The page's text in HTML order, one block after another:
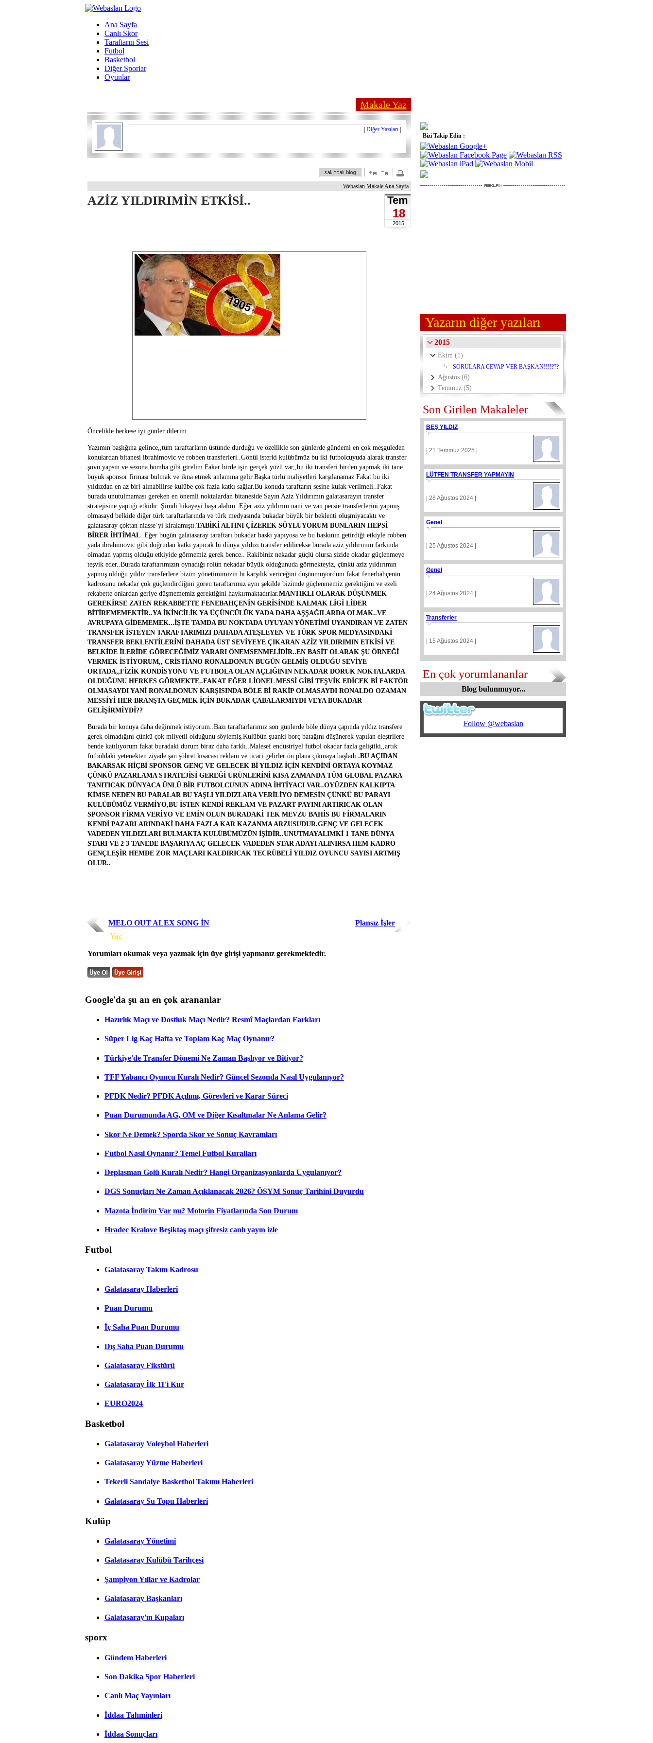
Ana Sayfa
Canlı Skor
Taraftarın Sesi
Futbol
Basketbol
Diğer Sporlar
Oyunlar
Makale Yaz
Diğer Yazıları
Webaslan Makale Ana Sayfa
AZİZ YILDIRIMÌN ETKİSİ.. Tem
18
2015
Öncelikle herkese iyi günler dilerim..
Yazımın başlığına gelince,,tüm taraftarların üstünde durduğu ve özellikle son günlerde gündemi en çok meşguleden
konulardan bitanesi ibrahimovic ve robben transferleri..Gönül isterki kulübümüz bu iki futbolcuyuda alarak transfer
şovu yapsın ve sezona bomba gibi girelim.Fakar birde işin gerçek yüzü var,,bu iki transferi birden yapmak iki tane
büyük sponsor firması bulmak ve ikna etmek anlamına gelir.Başka türlü maliyetleri karşılanamaz.Fakat bu iki
yıldızdan en az biri alınabilirse kulübe çok fazla katkı sağlar.Bu konuda taraftarın sesine kulak verilmeli..Fakat
burada unutulmaması gereken en önemli noktalardan bitaneside Sayın Aziz Yıldırımın galatasarayın transfer
stratejisine yaptığı etkidir..Şimdi hikayeyi başa alalım..Eğer aziz yıldırım nani ve van persie transferlerini yapmış
olmasayd belkide diğer türk taraftarlarında ve türk medyasında bukadar büyük bir beklenti oluşmiyacaktı ve
galatasaray çoktan niasse`yi kiralamıştı.TABİKİ ALTINI ÇİZEREK SÖYLÜYORUM BUNLARIN HEPSİ
BİRER İHTİMAL..Eğer bugün galatasaray taraftarı bukadar baskı yapıyosa ve bu baskının getirdiği etkiyle robben
yada ibrahimovic gibi doğrudan katkı yapıcak bi dünya yıldızı transfer edilicekse burada aziz yıldırımın farkında
olmadan yapmış olduğu etkiyide görmemiz gerek bence.. Rakibiniz nekadar güçlü olursa sizide okadar güçlenmeye
teşvik eder..Burada taraftarımızın oynadığı rolün nekadar büyük olduğunuda görmekteyiz, çünkü aziz yıldırımın
yapmış olduğu yıldız transferlere bizim yönetimimizin bi karşılık vericeğini düşünmüyordum fakat fenerbahçenin
kadrosunu nekadar çok güçlendirdiğini gören taraftarımız aynı şekilde bizimde güçlenmemiz gerektiğini ve ezeli
rekabette onlardan geriye düşmememiz gerektiğini haykırmaktadırlar.MANTIKLI OLARAK DÜŞÜNMEK
GEREKİRSE ZATEN REKABBETTE FENEBAHÇENİN GERİSİNDE KALMAK LİGİ LİDER
BİTİREMEMEKTİR..YA İKİNCİLİK YA ÜÇÜNCÜLÜK YADA DAHA AŞŞAĞILARDA OLMAK..VE
AVRUPAYA GİDEMEMEK...İŞTE TAMDA BU NOKTADA UYUYAN YÖNETİMİ UYANDIRAN VE ZATEN
TRANSFER İSTEYEN TARAFTARIMIZI DAHADA ATEŞLEYEN VE TÜRK SPOR MEDYASINDAKİ
TRANSFER BEKLENTİLERİNİ DAHADA ÜST SEVİYEYE ÇIKARAN AZİZ YILDIRIMIN ETKİSİ VE
BELKİDE İLERİDE GÖRECEĞİMİZ YARARI ÖNEMSENMELİDİR..EN BASİT OLARAK ŞU ÖRNEĞİ
VERMEK İSTİYORUM,, CRİSTİANO RONALDONUN BUGÜN GELMİŞ OLDUĞU SEVİYE
ORTADA,,FİZİK KONDİSYONU VE FUTBOLA OLAN AÇLIĞININ NEKADAR DORUK NOKTALARDA
OLDUĞUNU HERKES GÖRMEKTE..FAKAT EĞER LİONEL MESSİ GİBİ TEŞVİK EDİCEK Bİ FAKTÖR
OLMASAYDI YANİ RONALDONUN KARŞISINDA BÖLE Bİ RAKİP OLMASAYDI RONALDO OZAMAN
MESSİYİ HER BRANŞTA GEÇMEK İÇİN BUKADAR ÇABALARMIYDI VEYA BUKADAR
GELİŞİRMİYDİ??
Burada bir konuya daha değinmek istiyorum..Bazı taraftarlarımız son günlerde böle dünya çapında yıldız transfere
gerek olmadığını çünkü çok mliyetli olduğunu söylemiş.Kulübün şuanki borç batağını düşünerek yapılan eleştrilere
bende katılıyorum fakat buradaki durum biraz daha farklı..Malesef endüstriyel futbol okadar fazla geliştiki,,artık
futboldaki yetenekten ziyade şan şöhret kısacası reklam ve ticari gelirler ön plana çıkmaya başladı..BU AÇIDAN
BAKARSAK HİÇBİ SPONSOR GENÇ VE GELECEK Bİ YILDIZ İÇİN KENDİNİ ORTAYA KOYMAZ
ÇÜNKÜ PAZARLAMA STRATEJİSİ GEREĞİ ÜRÜNLERİNİ KISA ZAMANDA TÜM GLOBAL PAZARA
TANITICAK DÜNYACA ÜNLÜ BİR FUTBOLCUNUN ADINA İHTİYACI VAR..OYÜZDEN KALKIPTA
KİMSE NEDEN BU PARALAR BU YAŞLI YILDIZLARA VERİLİYO DEMESİN ÇÜNKÜ BU PARAYI
KULÜBÜMÜZ VERMİYO,BU İSTEN KENDİ REKLAM VE PAZART PAYINI ARTIRICAK OLAN
SPONSOR FİRMA VERİYO VE EMİN OLUN BURADAKİ TEK MEVZU BAHİS BU FİRMALARIN
KENDİ PAZARLARINDAKİ DAHA FAZLA KAR KAZANMA ARZUSUDUR.GENÇ VE GELECEK
VADEDEN YILDIZLARI BULMAKTA KULÜBÜMÜZÜN İŞİDİR..UNUTMAYALIMKİ 1 TANE DÜNYA
STARI VE 2 3 TANEDE BAŞARIYA AÇ GELECEK VADEDEN STAR ADAYI ALINIRSA HEM KADRO
GENÇLEŞİR HEMDE ZOR MAÇLARI KALDIRICAK TECRÜBELİ YILDIZ OYUNCU SAYISI ARTMIŞ
OLUR..
MELO OUT ALEX SONG İN
Plansız İşler
Yaz
Yorumları okumak veya yazmak için üye girişi yapmanız gerekmektedir.
Bizi Takip Edin :
Yazarın diğer yazıları
2015
Ekim (1)
SORULARA CEVAP VER BAŞKAN!!!!???
Ağustos (6)
Temmuz (5)
Son Girilen Makaleler
BEŞ YILDIZ
| 21 Temmuz 2025 |
LÜTFEN TRANSFER YAPMAYIN
| 28 Ağustos 2024 |
Genel
| 25 Ağustos 2024 |
Genel
| 24 Ağustos 2024 |
Transferler
| 15 Ağustos 2024 |
En çok yorumlananlar
Blog bulunmuyor...
Follow @webaslan
Google'da şu an en çok arananlar
Hazırlık Maçı ve Dostluk Maçı Nedir? Resmî Maçlardan Farkları
Süper Lig Kaç Hafta ve Toplam Kaç Maç Oynanır?
Türkiye'de Transfer Dönemi Ne Zaman Başlıyor ve Bitiyor?
TFF Yabancı Oyuncu Kuralı Nedir? Güncel Sezonda Nasıl Uygulanıyor?
PFDK Nedir? PFDK Açılımı, Görevleri ve Karar Süreci
Puan Durumunda AG, OM ve Diğer Kısaltmalar Ne Anlama Gelir?
Skor Ne Demek? Sporda Skor ve Sonuç Kavramları
Futbol Nasıl Oynanır? Temel Futbol Kuralları
Deplasman Golü Kuralı Nedir? Hangi Organizasyonlarda Uygulanıyor?
DGS Sonuçları Ne Zaman Açıklanacak 2026? ÖSYM Sonuç Tarihini Duyurdu
Mazota İndirim Var mı? Motorin Fiyatlarında Son Durum
Hradec Kralove Beşiktaş maçı şifresiz canlı yayın izle
Futbol
Galatasaray Takım Kadrosu
Galatasaray Haberleri
Puan Durumu
İç Saha Puan Durumu
Dış Saha Puan Durumu
Galatasaray Fikstürü
Galatasaray İlk 11'i Kur
EURO2024
Basketbol
Galatasaray Voleybol Haberleri
Galatasaray Yüzme Haberleri
Tekerli Sandalye Basketbol Takımı Haberleri
Galatasaray Su Topu Haberleri
Kulüp
Galatasaray Yönetimi
Galatasaray Kulübü Tarihçesi
Şampiyon Yıllar ve Kadrolar
Galatasaray Başkanları
Galatasaray'ın Kupaları
sporx
Gündem Haberleri
Son Dakika Spor Haberleri
Canlı Maç Yayınları
İddaa Tahminleri
İddaa Sonuçları